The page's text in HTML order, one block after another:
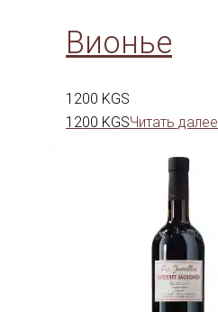
Вионье
1200 KGS
1200 KGSЧитать далее